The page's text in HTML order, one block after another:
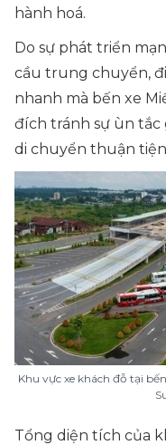
hành hoá.
Do sự phát triển
cầu trung chuyển,
nhanh mà bến xe
đích tránh sự ùn tắc
di chuyển thuận
Khu vực xe khách đỗ tại
Tổng diện tích của